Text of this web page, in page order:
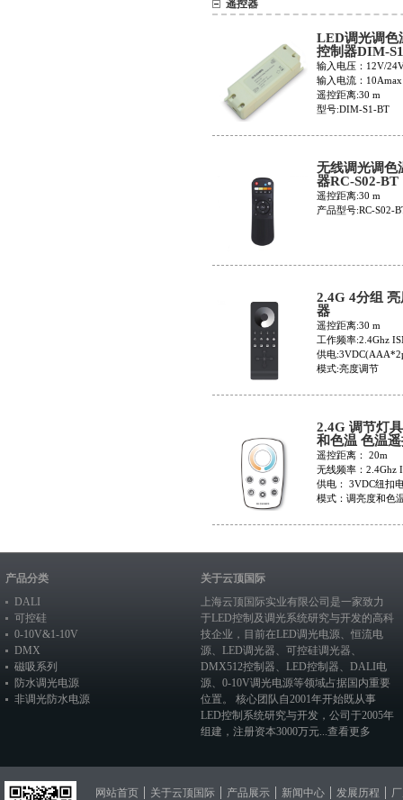
遥控器
LED调光调色
控制器DIM-
输入电压：12V/
输入电流：10Amax
遥控距离:30 m
型号:DIM-S1-BT
无线调光调色
器RC-S02-BT
遥控距离:30 m
产品型号:RC-S02-
2.4G 4分组
器
遥控距离:30 m
工作频率:2.4Ghz
供电
模式:亮度调节
2.4G 调节灯
和色温 色温
RC6
遥控距离： 20m
无线频率：2.4Ghz
供电： 3VDC纽扣
模式：调亮度和色
产品分类
DALI
可控硅
0-10V&1-10V
DMX
磁吸系列
防水调光电源
非调光防水电源
关于云顶国际
上海云顶国际实业有限公司是一家致力
于LED控制及调光系统研究与开发的高科
技企业，目前在LED调光电源、恒流电
源、 LED调光器、 可控硅调光器、
DMX512控制器、 LED控制器、 DALI电
源、 0-10V调光电源等领域占据国内重要
位置。 核心团队自2001年开始既从事
LED控制系统研究与开发，公司于2005年
组建，注册资本3000万元...查看更多
网站首页 关于云顶国际 产品展示 新闻中心 发展历程